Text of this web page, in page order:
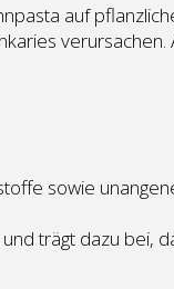
auf
sowie
trägt dazu